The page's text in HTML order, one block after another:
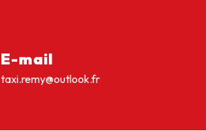
E-mail
taxi.remy@outlook.fr